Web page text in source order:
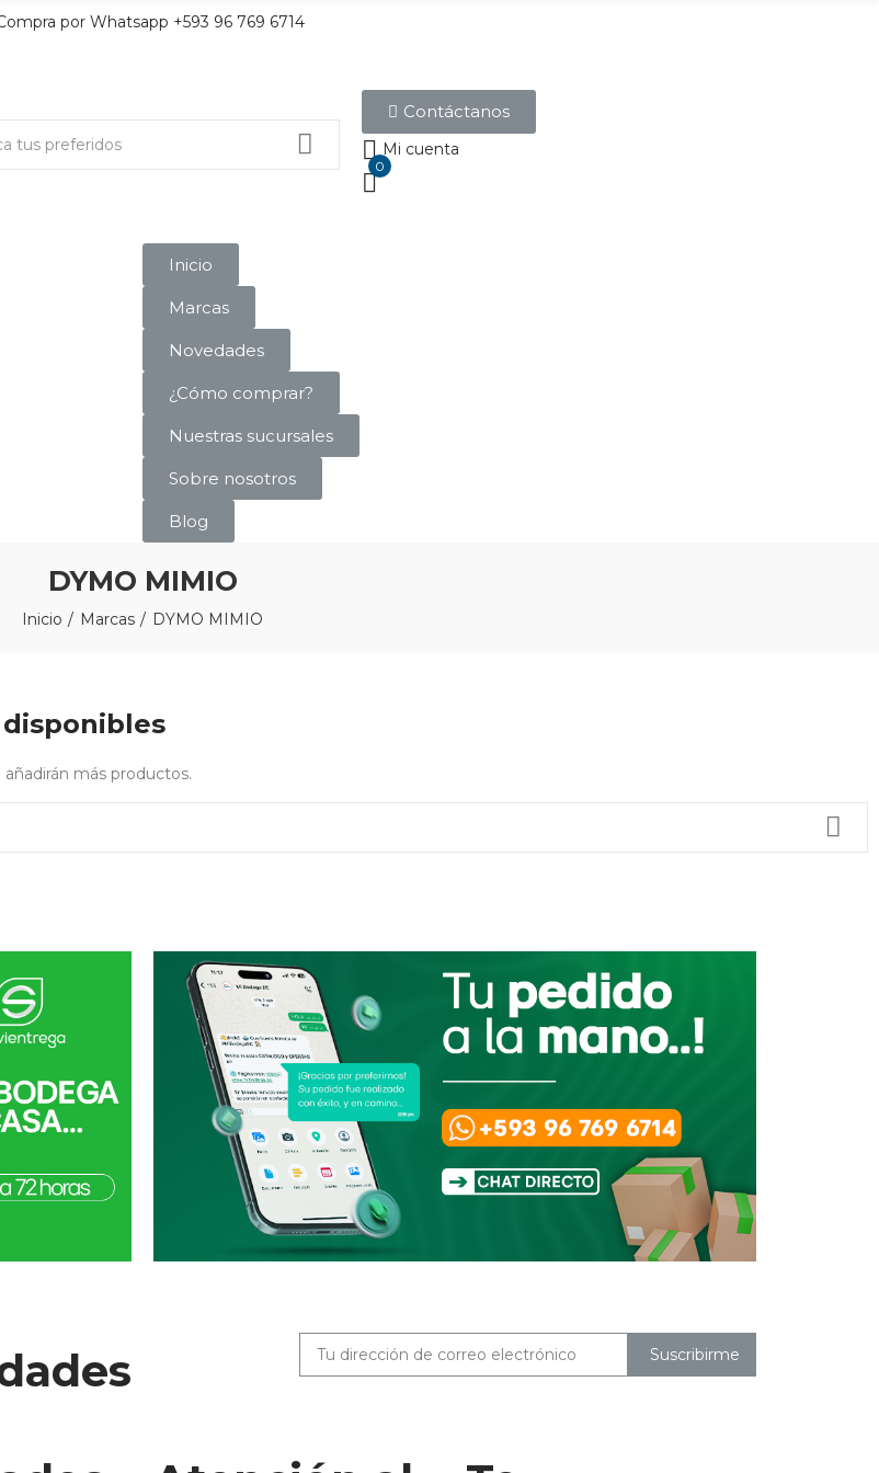
por Whatsapp +593 96 769 6714
Contáctanos
Mi cuenta
0
Inicio
Marcas
Novedades
¿Cómo comprar?
Nuestras sucursales
Sobre nosotros
Blog
DYMO MIMIO
Inicio Marcas DYMO MIMIO
más productos.
Suscribirme